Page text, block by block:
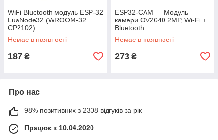
WiFi Bluetooth модуль ESP-32
LuaNode32 (WROOM-32
CP2102)
Немає в наявності
187 ₴
ESP32-CAM — Модуль
камери OV2640 2MP, Wi-Fi +
Bluetooth
Немає в наявності
273 ₴
Про нас
98% позитивних з 2308 відгуків за рік
Працює з 10.04.2020